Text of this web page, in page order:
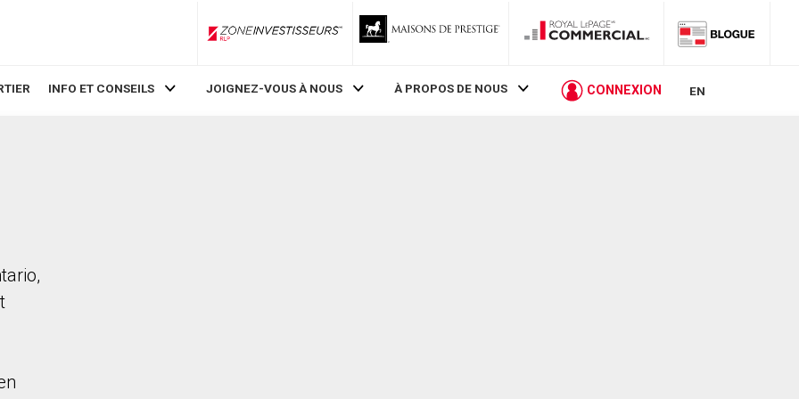
ZoneInvestisseurs RLP
INFO ET CONSEILS JOIGNEZ-VOUS À NOUS À PROPOS DE NOUS CONNEXION EN